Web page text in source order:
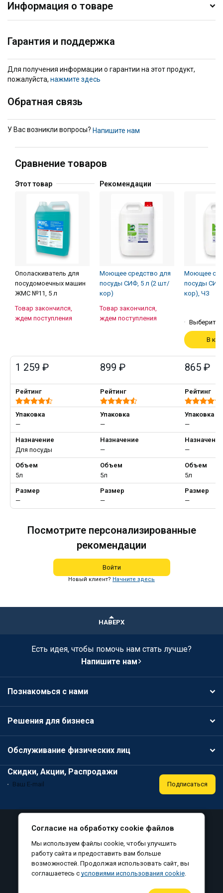
Информация о товаре
Гарантия и поддержка
Для получения информации о гарантии на этот продукт,
пожалуйста, нажмите здесь
Обратная связь
У Вас возникли вопросы? Напишите нам
Сравнение товаров
Этот товар Рекомендации
Ополаскиватель для
посудомоечных машин
ЖМС №11, 5 л
Товар закончился,
ждем поступления
Моющее средство для
посуды СИФ, 5 л (2 шт/
кор)
Товар закончился,
ждем поступления
Моющее
посуды
кор), ЧЗ
Выберите
В
1 259 ₽ 899 ₽ 865 ₽
Рейтинг Рейтинг Рейтинг
Упаковка
—
Упаковка
—
Упаковка
—
Назначение
Для посуды
Назначение
—
Назначение
—
Объем
5л
Объем
5л
Объем
5л
Размер
—
Размер
—
Размер
—
Посмотрите персонализированные
рекомендации
Войти
Новый клиент? Начните здесь
НАВЕРХ
Есть идея, чтобы помочь нам стать лучше?
Напишите нам
Познакомься с нами
Решения для бизнеса
Обслуживание физических лиц
Скидки, Акции, Распродажи
Подписаться
Специальная оценка условий трудаПубличная оферта
Политика конфиденциальности
Соглашение на обработку персональных данных
Согласие на обработку файлов cookie
Согласие на обработку cookie файлов
Мы используем файлы cookie, чтобы улучшить
работу сайта и предоставить вам больше
возможностей. Продолжая использовать сайт, вы
соглашаетесь с условиями использования cookie.